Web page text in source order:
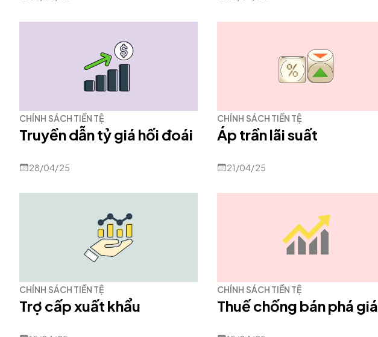
CHÍNH SÁCH TIỀN TỆ
Truyền dẫn tỷ giá hối đoái
28/04/25
CHÍNH SÁCH TIỀN TỆ
Áp trần lãi suất
21/04/25
CHÍNH SÁCH TIỀN TỆ
Trợ cấp xuất khẩu
CHÍNH SÁCH TIỀN TỆ
Thuế chống bán phá giá